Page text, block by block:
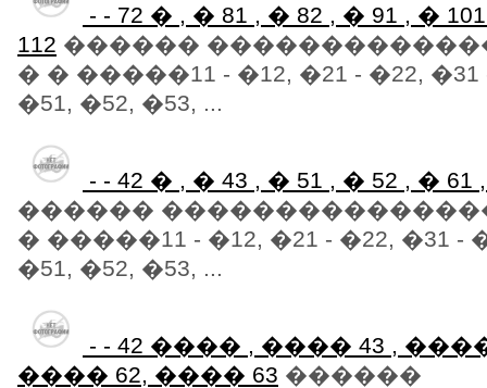
- - 72 � , � 81 , � 82 , � 91 , �
112 ������
� � �����11 - �12, �21 - �22, �31
�51, �52, �53, ...
- - 42 � , � 43 , � 51 , � 52 , � 61
������
� �����11 - �12, �21 - �22, �31 -
�51, �52, �53, ...
- - 42 ���� , ���� 43 ,
���� 62, ���� 63 ������